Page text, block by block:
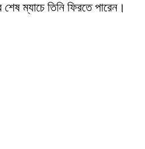
ম্যাচে তিনি ফিরতে পারেন।